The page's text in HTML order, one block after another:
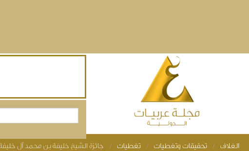
الغلاف تحقيقات وتغطيات تغطيات جائزة الشيخ خليفة بن محمد آل